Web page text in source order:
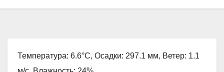
Температура: 6.6°C, Осадки: 297.1 мм, Ветер: 1.1